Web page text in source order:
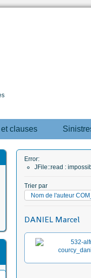
clauses
Error:
JFile::read :
Trier par
Nom de l'auteur
DANIEL Marcel